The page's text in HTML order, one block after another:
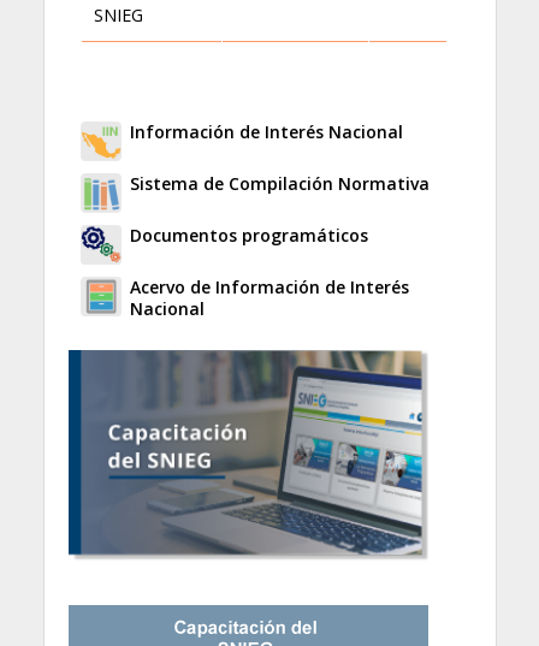
SNIEG
Información de Interés Nacional
Sistema de Compilación Normativa
Documentos programáticos
Acervo de Información de Interés
Nacional